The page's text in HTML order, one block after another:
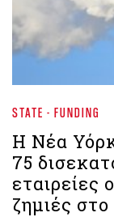
STATE - FUNDING
Η Νέα
75
ζημιές